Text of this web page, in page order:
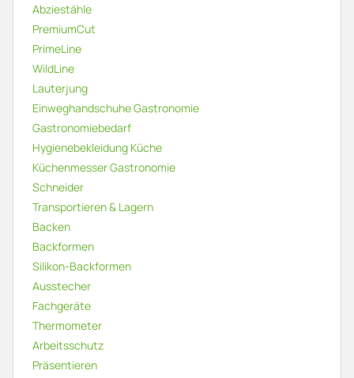
Abziestähle
PremiumCut
PrimeLine
WildLine
Lauterjung
Einweghandschuhe Gastronomie
Gastronomiebedarf
Hygienebekleidung Küche
Küchenmesser Gastronomie
Schneider
Transportieren & Lagern
Backen
Backformen
Silikon-Backformen
Ausstecher
Fachgeräte
Thermometer
Arbeitsschutz
Präsentieren